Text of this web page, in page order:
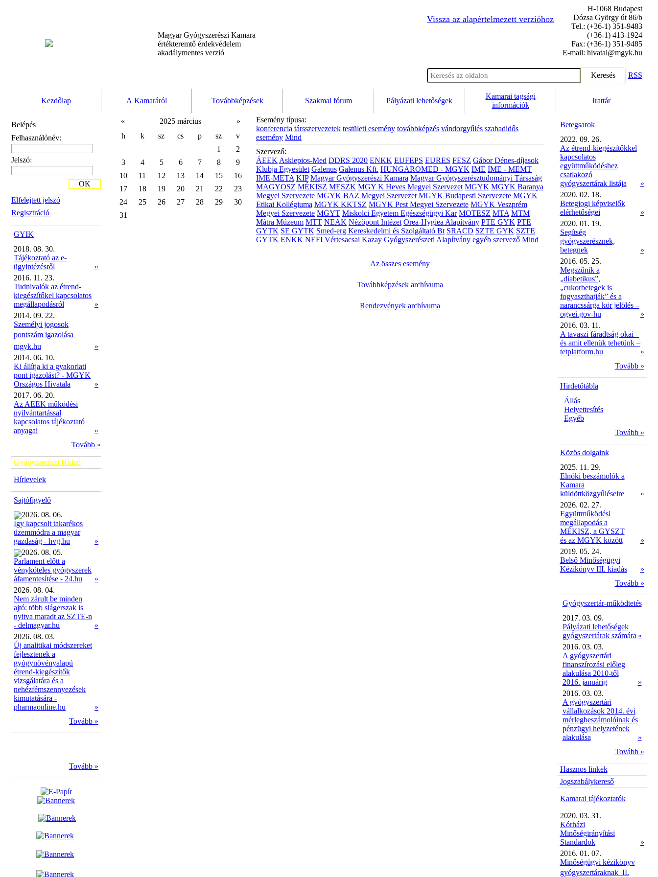
Magyar Gyógyszerészi Kamara
értékteremtő érdekvédelem
akadálymentes verzió
Vissza az alapértelmezett verzióhoz
H-1068 Budapest
Dózsa György út 86/b
Tel.: (+36-1) 351-9483
(+36-1) 413-1924
Fax: (+36-1) 351-9485
E-mail: hivatal@mgyk.hu
Keresés RSS
Kezdőlap A Kamaráról Továbbképzések Szakmai fórum Pályázati lehetőségek
Kamarai tagsági
információk
Irattár
Belépés
Felhasználónév:
Jelszó:
Elfelejtett jelszó
Regisztráció
OK
GYIK
2018. 08. 30.
Tájékoztató az e-
ügyintézésről
»
2016. 11. 23.
Tudnivalók az étrend-
kiegészítőkel kapcsolatos
megállapodásról
»
2014. 09. 22.
Személyi jogosok
pontszám igazolása 
mgyk.hu
»
2014. 06. 10.
Ki állítja ki a gyakorlati
pont igazolást? - MGYK
Országos Hivatala
»
2017. 06. 20.
Az AEEK működési
nyilvántartással
kapcsolatos tájékoztató
anyagai
»
Tovább »
Gyógyszerészi Hírlap
Hírlevelek
Sajtófigyelő
2026. 08. 06.
Így kapcsolt takarékos
üzemmódra a magyar
gazdaság - hvg.hu
»
2026. 08. 05.
Parlament előtt a
vényköteles gyógyszerek
áfamentesítése - 24.hu
»
2026. 08. 04.
Nem zárult be minden
ajtó: több slágerszak is
nyitva maradt az SZTE-n
- delmagyar.hu
»
2026. 08. 03.
Új analitikai módszereket
fejlesztenek a
gyógynövényalapú
étrend-kiegészítők
vizsgálatára és a
nehézfémszennyezések
kimutatására -
pharmaonline.hu
»
Tovább »
Tovább »
« 2025 március
»
h
k sz cs p sz
v
1
2
3
4 5 6 7 8
9
10
11 12 13 14 15
16
17
18 19 20 21 22
23
24
25 26 27 28 29
30
31
Esemény típusa:
konferencia társszervezetek testületi esemény továbbképzés vándorgyűlés szabadidős
esemény Mind
Szervező:
ÁEEK Asklepios-Med DDRS 2020 ENKK EUFEPS EURES FESZ Gábor Dénes-díjasok
Klubja Egyesület Galenus Galenus Kft. HUNGAROMED - MGYK IME IME - MEMT
IME-META KIP Magyar Gyógyszerészi Kamara Magyar Gyógyszerésztudományi Társaság
MAGYOSZ MÉKISZ MESZK MGY K Heves Megyei Szervezet MGYK MGYK Baranya
Megyei Szervezete MGYK BAZ Megyei Szervezet MGYK Budapesti Szervezete MGYK
Etikai Kollégiuma MGYK KKTSZ MGYK Pest Megyei Szervezete MGYK Veszprém
Megyei Szervezete MGYT Miskolci Egyetem Egészségügyi Kar MOTESZ MTA MTM
Mátra Múzeum MTT NEAK Nézőpont Intézet Orea-Hygiea Alapítvány PTE GYK PTE
GYTK SE GYTK Smed-erg Kereskedelmi és Szolgáltató Bt SRACD SZTE GYK SZTE
GYTK ENKK NEFI Vértesacsai Kazay Gyógyszerészeti Alapítvány egyéb szervező Mind
Az összes esemény
Továbbképzések archívuma
Rendezvények archívuma
Betegsarok
2022. 09. 26.
Az étrend-kiegészítőkkel
kapcsolatos
együttműködéshez
csatlakozó
gyógyszertárak listája
»
2020. 02. 18.
Betegjogi képviselők
elérhetőségei
»
2020. 01. 19.
Segítség
gyógyszerésznek,
betegnek
»
2016. 05. 25.
Megszűnik a
„diabetikus”,
„cukorbetegek is
fogyaszthatják” és a
narancssárga kör jelölés –
ogyei.gov-hu
»
2016. 03. 11.
A tavaszi fáradtság okai –
és amit ellenük tehetünk –
tetplatform.hu
»
Tovább »
Hirdetőtábla
Állás
Helyettesítés
Egyéb
Tovább »
Közös dolgaink
2025. 11. 29.
Elnöki beszámolók a
Kamara
küldöttközgyűléseire
»
2026. 02. 27.
Együttműködési
megállapodás a
MÉKISZ, a GYSZT
és az MGYK között
»
2019. 05. 24.
Belső Minőségügyi
Kézikönyv III. kiadás
»
Tovább »
Gyógyszertár-működtetés
2017. 03. 09.
Pályázati lehetőségek
gyógyszertárak számára »
2016. 03. 03.
A gyógyszertári
finanszírozási előleg
alakulása 2010-től
2016. januárig
»
2016. 03. 03.
A gyógyszertári
vállalkozások 2014. évi
mérlegbeszámolóinak és
pénzügyi helyzetének
alakulása
»
Tovább »
Hasznos linkek
Jogszabálykereső
Kamarai tájékoztatók
2020. 03. 31.
Kórházi
Minőségirányítási
Standardok
»
2016. 01. 07.
Minőségügyi kézikönyv
gyógyszertáraknak  II.